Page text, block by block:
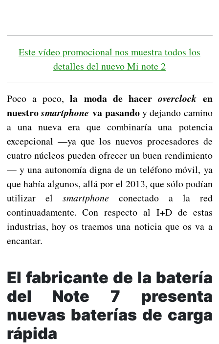
Este vídeo promocional nos muestra todos los
detalles del nuevo Mi note 2
Poco a poco,la moda de haceroverclock en
nuestrosmartphone va pasandoy dejando camino
a una nueva era que combinaría una potencia
excepcional —ya que los nuevos procesadores de
cuatro núcleos pueden ofrecer un buen rendimiento
— y una autonomía digna de un teléfono móvil, ya
que había algunos, allá por el 2013, que sólo podían
utilizar el smartphone conectado a la red
continuadamente. Con respecto al I+D de estas
industrias, hoy os traemos una noticia que os va a
encantar.
El fabricante de la batería
del Note 7 presenta
nuevas baterías de carga
rápida